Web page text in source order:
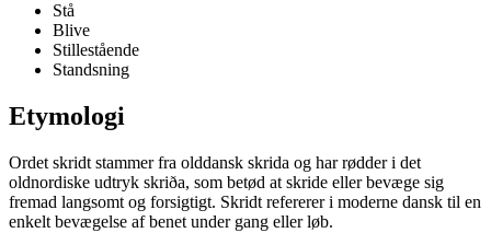
Stå
Blive
Stillestående
Standsning
Etymologi
Ordet skridt stammer fra olddansk skrida og har rødder i det
oldnordiske udtryk skriða, som betød at skride eller bevæge sig
fremad langsomt og forsigtigt. Skridt refererer i moderne dansk til en
enkelt bevægelse af benet under gang eller løb.